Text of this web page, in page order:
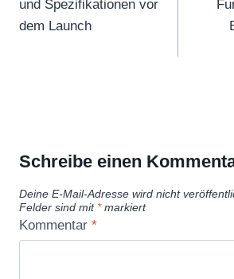
und Spezifikationen vor
dem Launch
Schreibe einen
Deine E-Mail-Adresse wird nicht
Felder sind mit *markiert
Kommentar *